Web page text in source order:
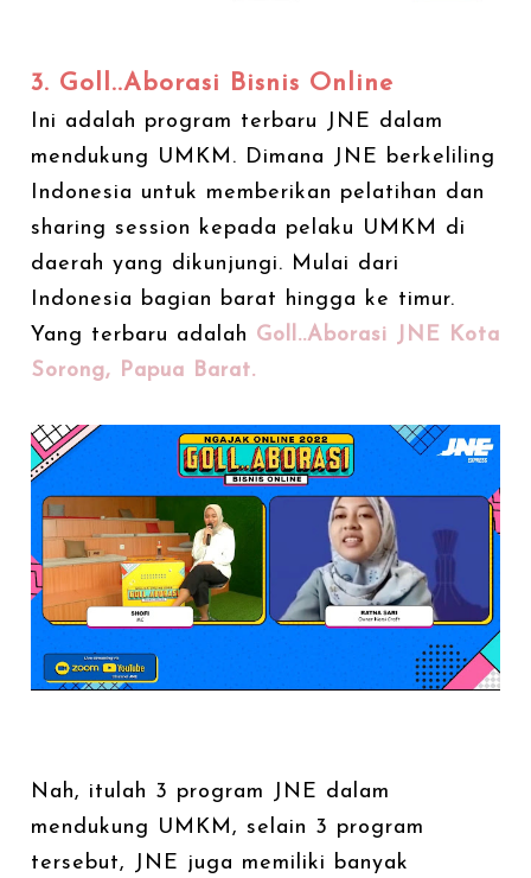
3. Goll..Aborasi Bisnis Online
Ini adalah program terbaru JNE dalam
mendukung UMKM. Dimana JNE berkeliling
Indonesia untuk memberikan pelatihan dan
sharing session kepada pelaku UMKM di
daerah yang dikunjungi. Mulai dari
Indonesia bagian barat hingga ke timur.
Yang terbaru adalah Goll..Aborasi JNE Kota
Sorong, Papua Barat.
Nah, itulah 3 program JNE dalam
mendukung UMKM, selain 3 program
tersebut, JNE juga memiliki banyak